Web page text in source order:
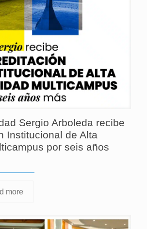
Sergio Arboleda recibe
Institucional de Alta
por seis años
more